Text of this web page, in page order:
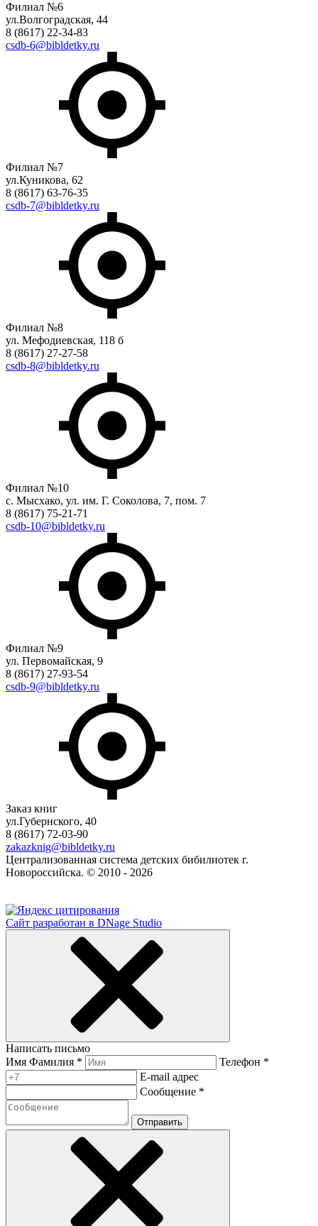
Филиал №6
ул.Волгоградская, 44
8 (8617) 22-34-83
csdb-6@bibldetky.ru
Филиал №7
ул.Куникова, 62
8 (8617) 63-76-35
csdb-7@bibldetky.ru
Филиал №8
ул. Мефодиевская, 118 б
8 (8617) 27-27-58
csdb-8@bibldetky.ru
Филиал №10
с. Мысхако, ул. им. Г. Соколова, 7, пом. 7
8 (8617) 75-21-71
csdb-10@bibldetky.ru
Филиал №9
ул. Первомайская, 9
8 (8617) 27-93-54
csdb-9@bibldetky.ru
Заказ книг
ул.Губернского, 40
8 (8617) 72-03-90
zakazknig@bibldetky.ru
Централизованная система детских бибилиотек г.
Новороссийска. © 2010 - 2026
Сайт разработан в DNage Studio
Написать письмо
Имя Фамилия *
Телефон *
E-mail адрес
Сообщение *
Отправить